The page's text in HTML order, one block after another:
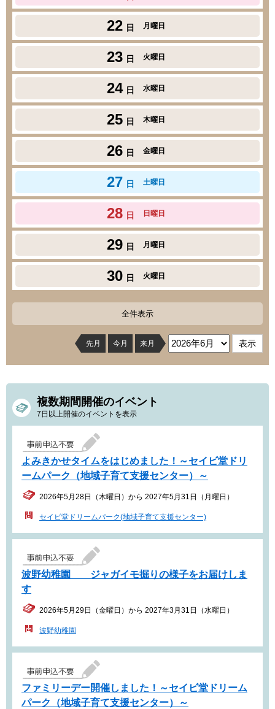
22 日 月曜日
23 日 火曜日
24 日 水曜日
25 日 木曜日
26 日 金曜日
27 日 土曜日
28 日 日曜日
29 日 月曜日
30 日 火曜日
全件表示
先月 今月 来月
複数期間開催のイベント
7日以上開催のイベントを表示
よみきかせタイムをはじめました！～セイビ堂ドリ
ームパーク（地域子育て支援センター）～
2026年5月28日（木曜日）から 2027年5月31日（月曜日）
セイビ堂ドリームパーク(地域子育て支援センター)
波野幼稚園 ジャガイモ掘りの様子をお届けしま
す
2026年5月29日（金曜日）から 2027年3月31日（水曜日）
波野幼稚園
ファミリーデー開催しました！～セイビ堂ドリーム
パーク（地域子育て支援センター）～